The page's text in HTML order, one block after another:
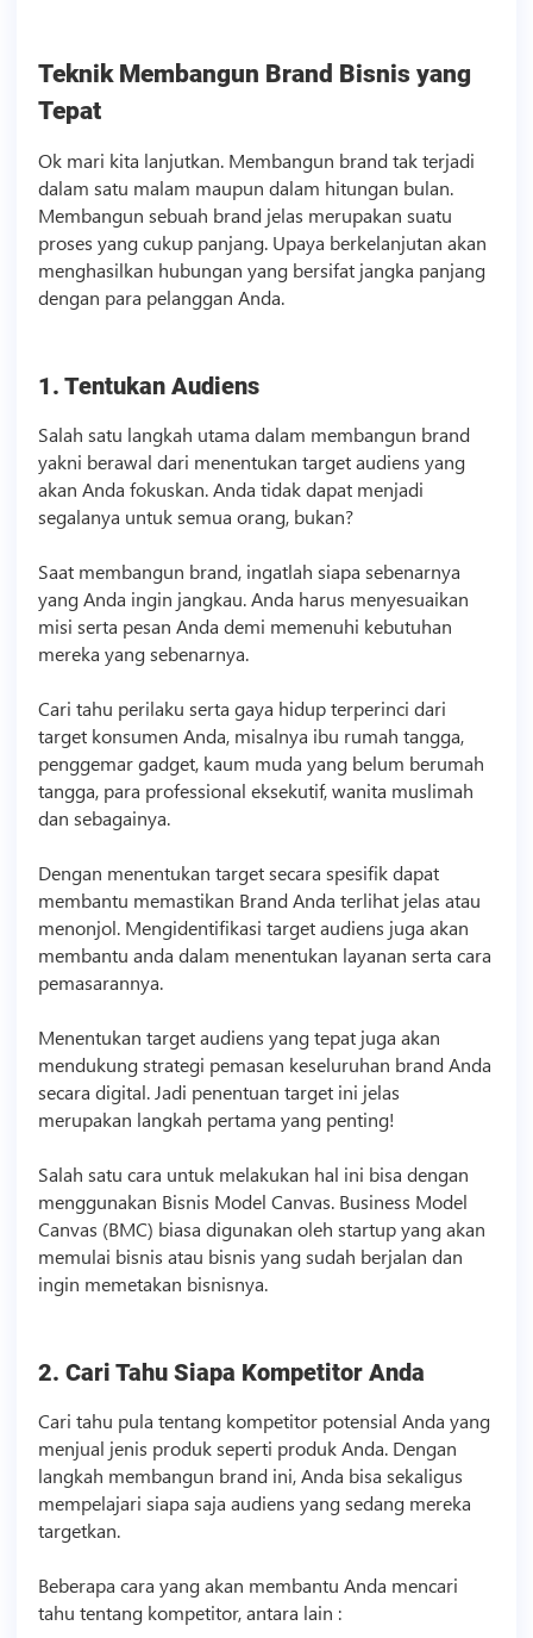
Teknik Membangun Brand Bisnis yang
Tepat
Ok mari kita lanjutkan. Membangun brand tak terjadi
dalam satu malam maupun dalam hitungan bulan.
Membangun sebuah brand jelas merupakan suatu
proses yang cukup panjang. Upaya berkelanjutan akan
menghasilkan hubungan yang bersifat jangka panjang
dengan para pelanggan Anda.
1. Tentukan Audiens
Salah satu langkah utama dalam membangun brand
yakni berawal dari menentukan target audiens yang
akan Anda fokuskan. Anda tidak dapat menjadi
segalanya untuk semua orang, bukan?
Saat membangun brand, ingatlah siapa sebenarnya
yang Anda ingin jangkau. Anda harus menyesuaikan
misi serta pesan Anda demi memenuhi kebutuhan
mereka yang sebenarnya.
Cari tahu perilaku serta gaya hidup terperinci dari
target konsumen Anda, misalnya ibu rumah tangga,
penggemargadget, kaum muda yang belum berumah
tangga, para professional eksekutif, wanita muslimah
dan sebagainya.
Dengan menentukan target secara spesifik dapat
membantu memastikan Brand Anda terlihat jelas atau
menonjol. Mengidentifikasi target audiens juga akan
membantu anda dalam menentukan layanan serta cara
pemasarannya.
Menentukan target audiens yang tepat juga akan
mendukung strategi pemasan keseluruhan brand Anda
secara digital. Jadi penentuan target ini jelas
merupakan langkah pertama yang penting!
Salah satu cara untuk melakukan hal ini bisa dengan
menggunakan Bisnis Model Canvas. Business Model
Canvas (BMC) biasa digunakan oleh startup yang akan
memulai bisnis atau bisnis yang sudah berjalan dan
ingin memetakan bisnisnya.
2. Cari Tahu Siapa Kompetitor Anda
Cari tahu pula tentang kompetitor potensial Anda yang
menjual jenis produk seperti produk Anda. Dengan
langkah membangun brand ini, Anda bisa sekaligus
mempelajari siapa saja audiens yang sedang mereka
targetkan.
Beberapa cara yang akan membantu Anda mencari
tahu tentang kompetitor, antara lain :